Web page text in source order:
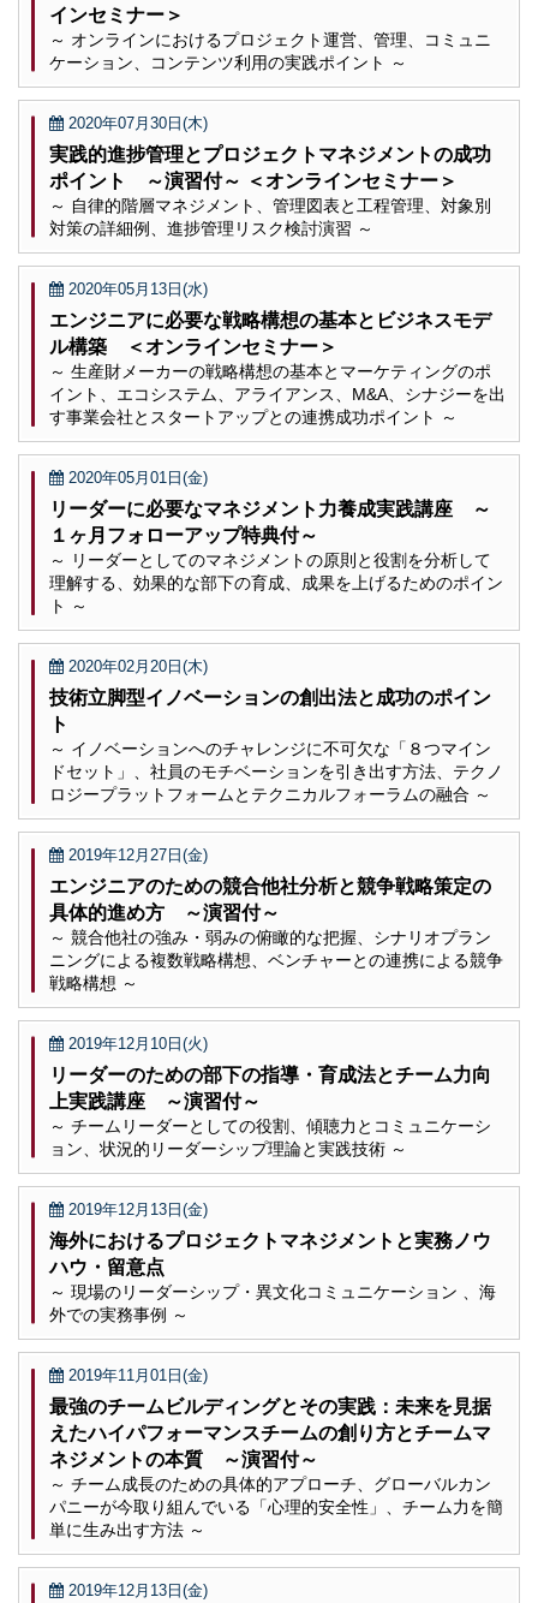
インセミナー＞
～ オンラインにおけるプロジェクト運営、管理、コミュニ
ケーション、コンテンツ利用の実践ポイント ～
2020年07月30日(木)
実践的進捗管理とプロジェクトマネジメントの成功
ポイント ～演習付～ ＜オンラインセミナー＞
～ 自律的階層マネジメント、管理図表と工程管理、対象別
対策の詳細例、進捗管理リスク検討演習 ～
2020年05月13日(水)
エンジニアに必要な戦略構想の基本とビジネスモデ
ル構築 ＜オンラインセミナー＞
～ 生産財メーカーの戦略構想の基本とマーケティングのポ
イント、エコシステム、アライアンス、M&A、シナジーを出
す事業会社とスタートアップとの連携成功ポイント ～
2020年05月01日(金)
リーダーに必要なマネジメント力養成実践講座 ～
１ヶ月フォローアップ特典付～
～ リーダーとしてのマネジメントの原則と役割を分析して
理解する、効果的な部下の育成、成果を上げるためのポイン
ト ～
2020年02月20日(木)
技術立脚型イノベーションの創出法と成功のポイン
ト
～ イノベーションへのチャレンジに不可欠な「８つマイン
ドセット」、社員のモチベーションを引き出す方法、テクノ
ロジープラットフォームとテクニカルフォーラムの融合 ～
2019年12月27日(金)
エンジニアのための競合他社分析と競争戦略策定の
具体的進め方 ～演習付～
～ 競合他社の強み・弱みの俯瞰的な把握、シナリオプラン
ニングによる複数戦略構想、ベンチャーとの連携による競争
戦略構想 ～
2019年12月10日(火)
リーダーのための部下の指導・育成法とチーム力向
上実践講座 ～演習付～
～ チームリーダーとしての役割、傾聴力とコミュニケーシ
ョン、状況的リーダーシップ理論と実践技術 ～
2019年12月13日(金)
海外におけるプロジェクトマネジメントと実務ノウ
ハウ・留意点
～ 現場のリーダーシップ・異文化コミュニケーション 、海
外での実務事例 ～
2019年11月01日(金)
最強のチームビルディングとその実践：未来を見据
えたハイパフォーマンスチームの創り方とチームマ
ネジメントの本質 ～演習付～
～ チーム成長のための具体的アプローチ、グローバルカン
パニーが今取り組んでいる「心理的安全性」、チーム力を簡
単に生み出す方法 ～
2019年12月13日(金)